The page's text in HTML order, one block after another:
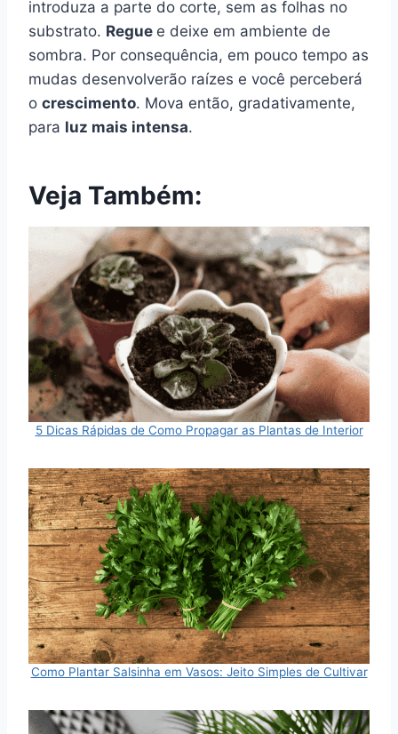
introduza a parte do corte, sem as folhas no
substrato. Regue e deixe em ambiente de
sombra. Por consequência, em pouco tempo as
mudas desenvolverão raízes e você perceberá
o crescimento. Mova então, gradativamente,
para luz mais intensa.
Veja Também:
5 Dicas Rápidas de Como Propagar as Plantas de Interior
Como Plantar Salsinha em Vasos: Jeito Simples de Cultivar